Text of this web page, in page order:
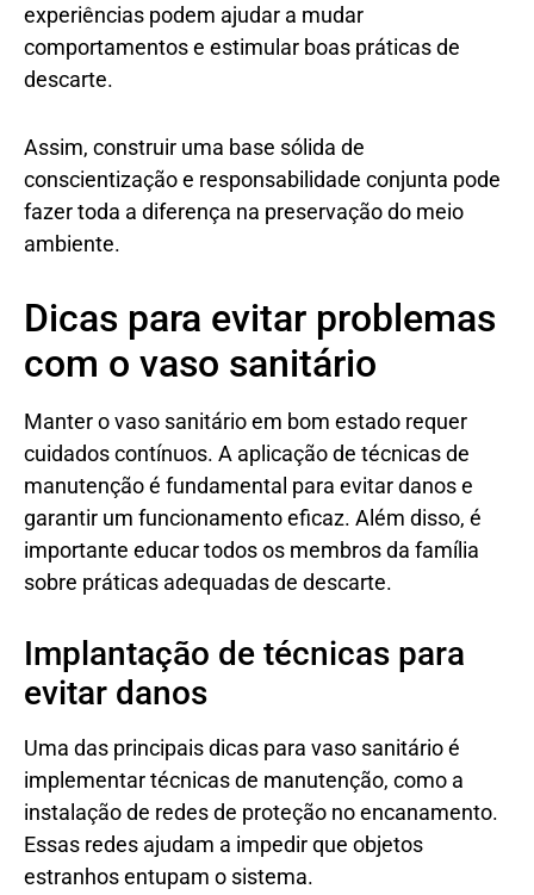
experiências podem ajudar a mudar
comportamentos e estimular boas práticas de
descarte.
Assim, construir uma base sólida de
conscientização e responsabilidade conjunta pode
fazer toda a diferença na preservação do meio
ambiente.
Dicas para evitar problemas
com o vaso sanitário
Manter o vaso sanitário em bom estado requer
cuidados contínuos. A aplicação de técnicas de
manutenção é fundamental para evitar danos e
garantir um funcionamento eficaz. Além disso, é
importante educar todos os membros da família
sobre práticas adequadas de descarte.
Implantação de técnicas para
evitar danos
Uma das principais dicas para vaso sanitário é
implementar técnicas de manutenção, como a
instalação de redes de proteção no encanamento.
Essas redes ajudam a impedir que objetos
estranhos entupam o sistema.